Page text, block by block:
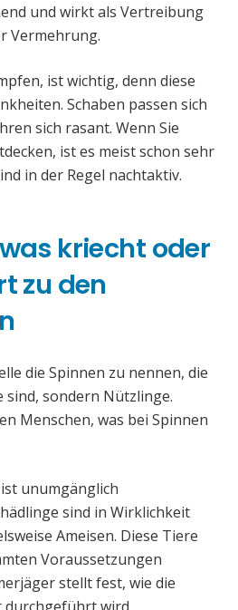
und wirkt als Vertreibung
Vermehrung.
ist wichtig, denn diese
Schaben passen sich
sich rasant. Wenn Sie
ist es meist schon sehr
in der Regel nachtaktiv.
kriecht oder
zu den
die Spinnen zu nennen, die
sind, sondern Nützlinge.
Menschen, was bei Spinnen
unumgänglich
sind in Wirklichkeit
Ameisen. Diese Tiere
Voraussetzungen
stellt fest, wie die